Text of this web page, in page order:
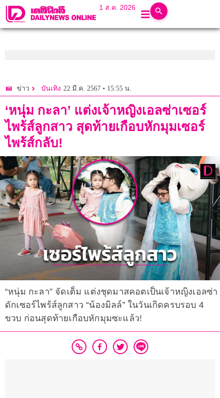
1 ส.ค. 2026
ข่าว บันเทิง 22 มี.ค. 2567 • 15:55 น.
‘หนุ่ม กะลา’ แต่งเจ้าหญิงเอลซ่าเซอร์
ไพร้ส์ลูกสาว สุดท้ายเกือบหักมุมเซอร์
ไพร้ส์กลับ!
“หนุ่ม กะลา” จัดเต็ม แต่งชุดมาสคอตเป็นเจ้าหญิงเอลซ่า
ดักเซอร์ไพร้ส์ลูกสาว “น้องมิลล์” ในวันเกิดครบรอบ 4
ขวบ ก่อนสุดท้ายเกือบหักมุมซะแล้ว!